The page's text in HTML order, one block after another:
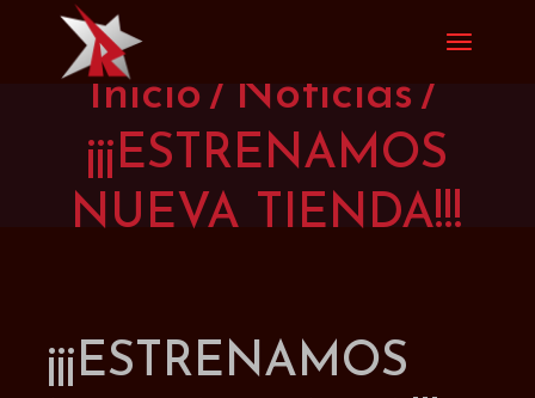
contenido
Inicio
Noticias
¡¡¡ESTRENAMOS
NUEVA TIENDA!!!
¡¡¡ESTRENAMOS